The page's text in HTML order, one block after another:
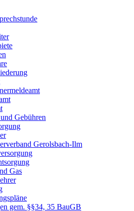
Gebühren
Gerolsbach-Ilm
Gas
gem. §§34, 35 BauGB